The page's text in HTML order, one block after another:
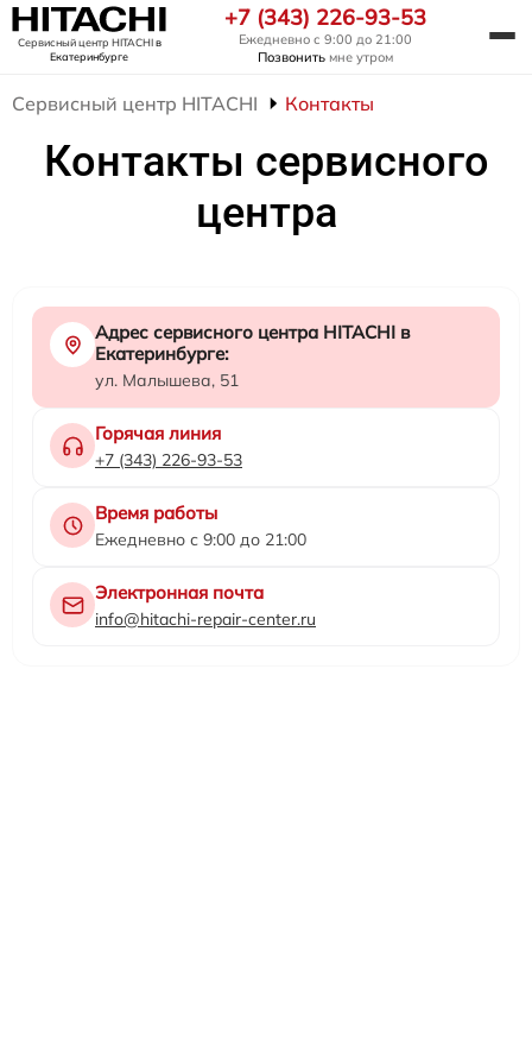
Сервисный центр HITACHIв
Екатеринбурге
+7 (343) 226-93-53
Ежедневно с 9:00 до 21:00
Позвонить мне утром
Сервисный центр HITACHI Контакты
Контакты сервисного
центра
Адрес сервисного центра HITACHI в
Екатеринбурге:
ул. Малышева, 51
Горячая линия
+7 (343) 226-93-53
Время работы
Ежедневно с 9:00 до 21:00
Электронная почта
info@hitachi-repair-center.ru